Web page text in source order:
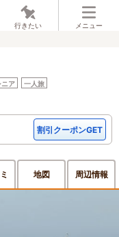
行きたい メニュー
ニア 一人旅
割引クーポンGET
地図 周辺情報